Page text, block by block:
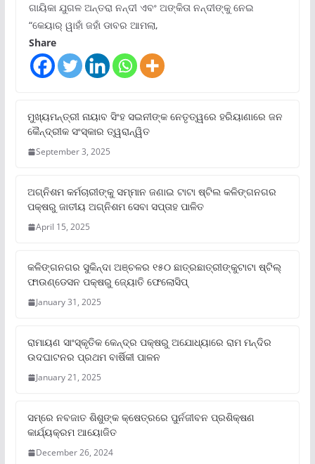
ଗାୟିକା ଯୁଗଳ ଅନ୍ତରା ନନ୍ଦୀ ଏବଂ ଅଙ୍କିତା ନନ୍ଦୀଙ୍କୁ ନେଇ
“କେୟାର୍ ୱାହାଁ ଜହାଁ ଡାବର ଆମଲା,
Share
ମୁଖ୍ୟମନ୍ତ୍ରୀ ନାୟାବ ସିଂହ ସଇନୀଙ୍କ ନେତୃତ୍ୱରେ ହରିୟାଣାରେ ଜନ
କୈନ୍ଦ୍ରୀକ ସଂସ୍କାର ତ୍ୱରାନ୍ୱିତ
September 3, 2025
ଅଗ୍ନିଶମ କର୍ମଚାରୀଙ୍କୁ ସମ୍ମାନ ଜଣାଇ ଟାଟା ଷ୍ଟିଲ କଳିଙ୍ଗନଗର
ପକ୍ଷରୁ ଜାତୀୟ ଅଗ୍ନିଶମ ସେବା ସପ୍ତାହ ପାଳିତ
April 15, 2025
କଳିଙ୍ଗନଗର ସୁକିନ୍ଦା ଅଞ୍ଚଳର ୧୫୦ ଛାତ୍ରଛାତ୍ରୀଙ୍କୁଟାଟା ଷ୍ଟିଲ୍
ଫାଉଣ୍ଡେସନ ପକ୍ଷରୁ ଜ୍ୟୋତି ଫେଲୋସିପ୍‌
January 31, 2025
ରାମାୟଣ ସାଂସ୍କୃତିକ କେନ୍ଦ୍ର ପକ୍ଷରୁ ଅଯୋଧ୍ୟାରେ ରାମ ମନ୍ଦିର
ଉଦଘାଟନର ପ୍ରଥମ ବାର୍ଷିକୀ ପାଳନ
January 21, 2025
ସମ୍‌ରେ ନବଜାତ ଶିଶୁଙ୍କ କ୍ଷେତ୍ରରେ ପୁର୍ନଜୀବନ ପ୍ରଶିକ୍ଷଣ
କାର୍ଯ୍ୟକ୍ରମ ଆୟୋଜିତ
December 26, 2024